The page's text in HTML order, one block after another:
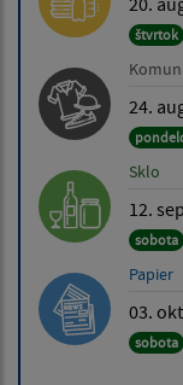
štvrtok
24.
Sklo
12.
sobota
Papier
03.
sobota